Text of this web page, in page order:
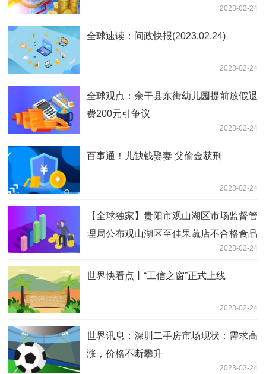
2023-02-24
全球速读：问政快报(2023.02.24)
2023-02-24
全球观点：余干县东街幼儿园提前放假退
费200元引争议
2023-02-24
百事通！儿缺钱娶妻 父偷金获刑
2023-02-24
【全球独家】贵阳市观山湖区市场监督管
理局公布观山湖区至佳果蔬店不合格食品
2023-02-24
世界快看点丨“工信之窗”正式上线
2023-02-24
世界讯息：深圳二手房市场现状：需求高
涨，价格不断攀升
2023-02-24